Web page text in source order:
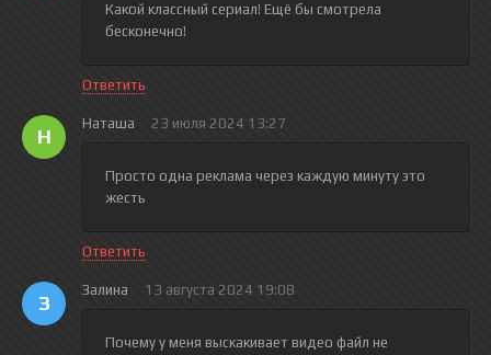
Какой классный сериал! Ещё бы смотрела
бесконечно!
Ответить
Н
Наташа 23 июля 2024 13:27
Просто одна реклама через каждую минуту это
жесть
Ответить
З
Залина 13 августа 2024 19:08
Почему у меня выскакивает видео файл не